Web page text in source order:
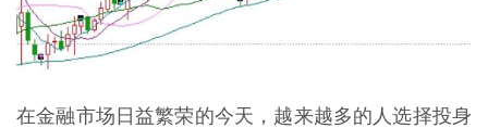
在金融市场日益繁荣的今天，越来越多的人选择投身